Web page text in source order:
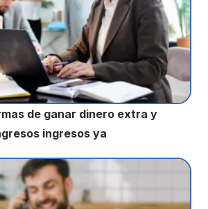
de ganar dinero extra y
ingresos ya